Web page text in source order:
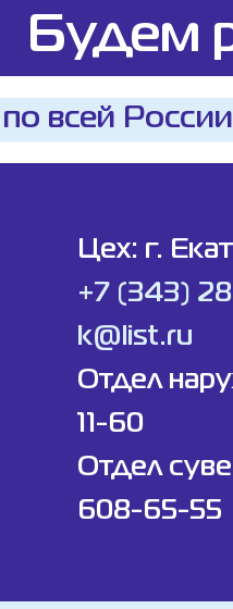
Будем
всей
Цех: г.
+7 (343)
k@list.ru
Отдел
11-60
Отдел
608-65-55